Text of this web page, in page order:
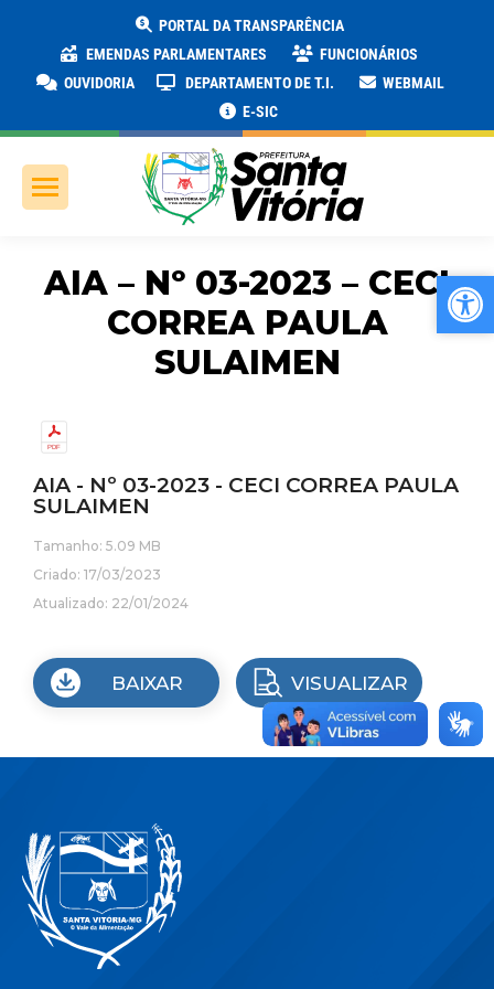
PORTAL DA TRANSPARÊNCIA
EMENDAS PARLAMENTARES
FUNCIONÁRIOS
OUVIDORIA
DEPARTAMENTO DE T.I.
WEBMAIL
E-SIC
AIA – Nº 03-2023 – CECI
CORREA PAULA
SULAIMEN
AIA - Nº 03-2023 - CECI CORREA PAULA
SULAIMEN
Tamanho: 5.09 MB
Criado: 17/03/2023
Atualizado: 22/01/2024
BAIXAR VISUALIZAR